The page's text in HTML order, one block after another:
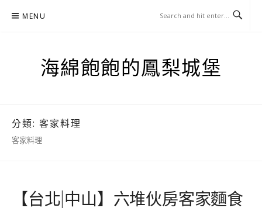
MENU
海綿飽飽的鳳梨城堡
分類: 客家料理
客家料理
【台北|中山】六堆伙房客家麵食